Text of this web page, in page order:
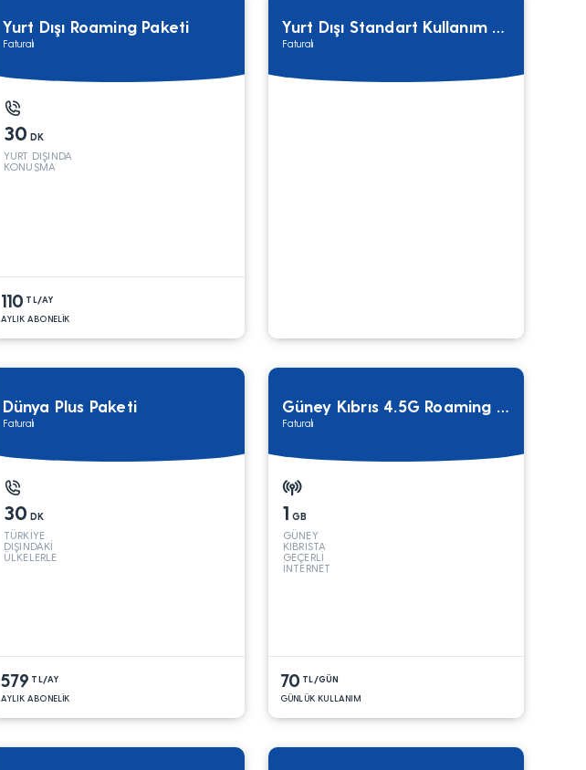
Yurt Dışı Roaming Paketi
Faturalı
30 DK
YURT DIŞINDA
KONUŞMA
110 TL/AY
AYLIK ABONELİK
Yurt Dışı Standart Kullanım Tarifesi
Faturalı
Dünya Plus Paketi
Faturalı
30 DK
TÜRKİYE
DIŞINDAKİ
ÜLKELERLE
579 TL/AY
AYLIK ABONELİK
Güney Kıbrıs 4.5G Roaming Paketi
Faturalı
1 GB
GÜNEY
KIBRISTA
GEÇERLİ
İNTERNET
70 TL/GÜN
GÜNLÜK KULLANIM